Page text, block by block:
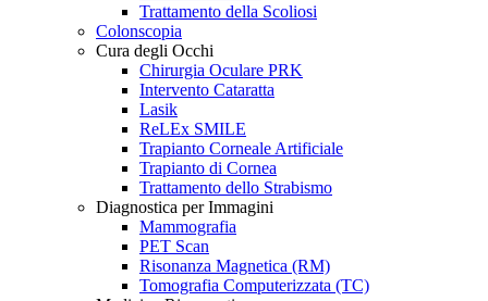
Trattamento della Scoliosi
Colonscopia
Cura degli Occhi
Chirurgia Oculare PRK
Intervento Cataratta
Lasik
ReLEx SMILE
Trapianto Corneale Artificiale
Trapianto di Cornea
Trattamento dello Strabismo
Diagnostica per Immagini
Mammografia
PET Scan
Risonanza Magnetica (RM)
Tomografia Computerizzata (TC)